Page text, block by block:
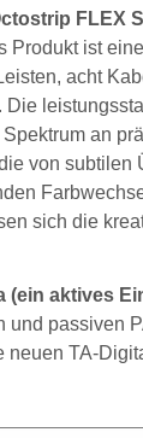
FLEX
Produkt ist
acht
Die
an
von subtilen
sich die
(ein aktives
und passiven
neuen TA-